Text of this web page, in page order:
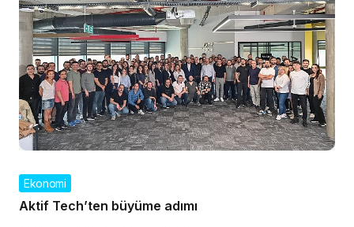
Ekonomi
Aktif Tech’ten büyüme adımı